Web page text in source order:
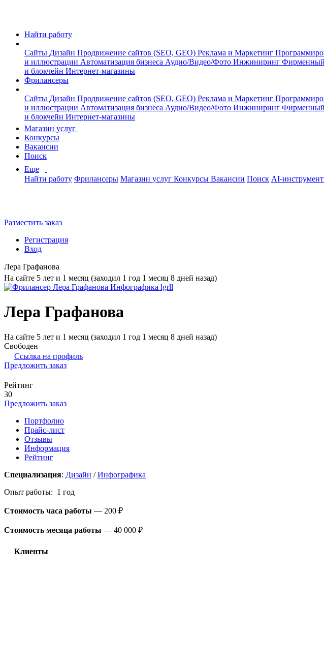
Найти работу
Сайты Дизайн Продвижение сайтов (SEO, GEO) Реклама и Маркетинг
и иллюстрации Автоматизация бизнеса Аудио/Видео/Фото Инжиниринг Фирменный
и блокчейн Интернет-магазины
Фрилансеры
Сайты Дизайн Продвижение сайтов (SEO, GEO) Реклама и Маркетинг
и иллюстрации Автоматизация бизнеса Аудио/Видео/Фото Инжиниринг Фирменный
и блокчейн Интернет-магазины
Магазин услуг
Конкурсы
Вакансии
Поиск
Еще
Найти работу Фрилансеры Магазин услуг Конкурсы Вакансии Поиск AI-
Разместить заказ
Регистрация
Вход
Лера Графанова
На сайте 5 лет и 1 месяц (заходил 1 год 1 месяц 8 дней назад)
Лера Графанова
На сайте 5 лет и 1 месяц (заходил 1 год 1 месяц 8 дней назад)
Свободен
Ссылка на профиль
Предложить заказ
Рейтинг
30
Предложить заказ
Портфолио
Прайс-лист
Отзывы
Информация
Рейтинг
Специализация: Дизайн /Инфографика
Опыт работы: 1 год
Стоимость часа работы — 200 ₽
Стоимость месяца работы — 40 000 ₽
Клиенты